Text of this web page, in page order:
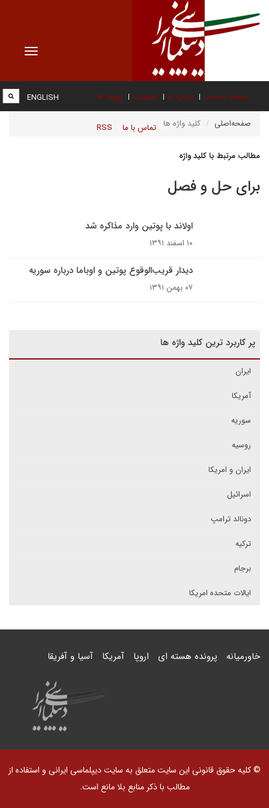
Toggle
صفحه نخست درباره ما عضویت پیوند ها
تماس با ما RSS
ENGLISH
صفحه‌اصلی کلید واژه ها
مطالب مرتبط با کلید واژه
برای حل و فصل
اولاند با پوتین وارد مذاکره شد
۱۰ اسفند ۱۳۹۱
دیدار قریب‌الوقوع پوتین و اوباما درباره سوریه
۰۷ بهمن ۱۳۹۱
پر کاربرد ترین کلید واژه ها
ایران
آمریکا
سوریه
روسیه
ایران و امریکا
اسرائیل
دونالد ترامپ
ترکیه
برجام
ایالات متحده امریکا
خاورمیانه پرونده هسته ای اروپا آمریکا آسیا و آفریقا
© کلیه حقوق قانونی این سایت متعلق به سایت دیپلماسی ایرانی و استفاده از
مطالب با ذکر منابع بلا مانع است.